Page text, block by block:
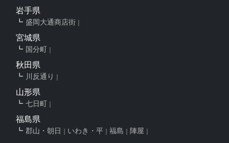
岩手県
盛岡大通商店街
宮城県
国分町
秋田県
川反通り
山形県
七日町
福島県
郡山・朝日 いわき・平 福島 陣屋